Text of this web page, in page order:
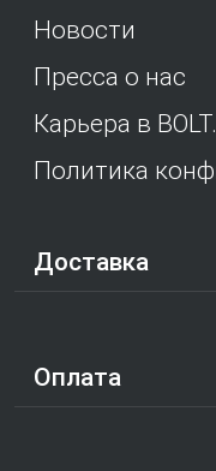
Новости
Пресса о нас
Карьера в
Политика
Доставка
Оплата